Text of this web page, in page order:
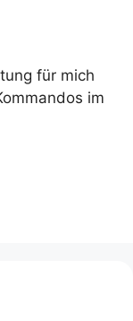
für mich
im